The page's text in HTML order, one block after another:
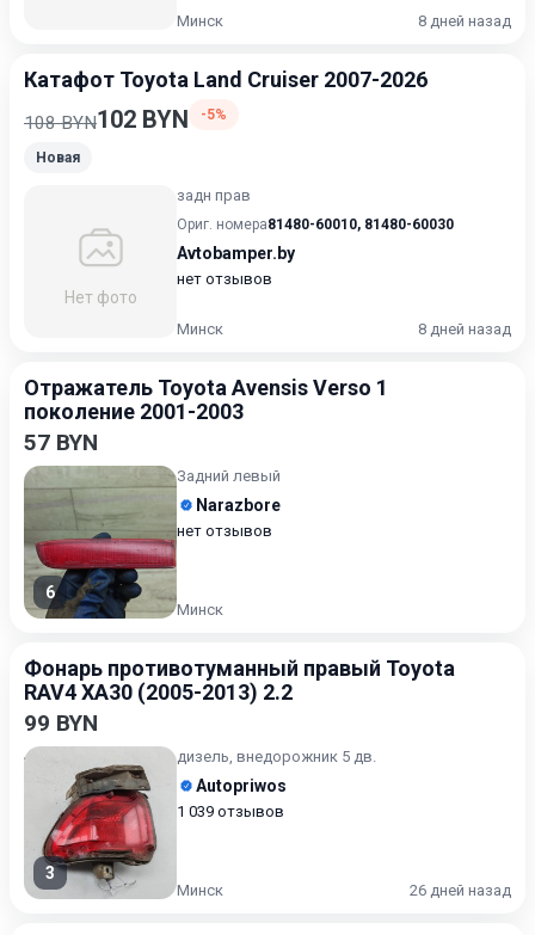
Минск 8 дней назад
Катафот Toyota Land Cruiser 2007-2026
108 BYN102 BYN -5%
Новая
Нет фото
задн прав
Ориг. номера81480-60010, 81480-60030
Avtobamper.by
нет отзывов
Минск 8 дней назад
Отражатель Toyota Avensis Verso 1
поколение 2001-2003
57 BYN
6
Задний левый
Narazbore
нет отзывов
Минск
Фонарь противотуманный правый Toyota
RAV4 XA30 (2005-2013) 2.2
99 BYN
3
дизель, внедорожник 5 дв.
Autopriwos
1 039 отзывов
Минск 26 дней назад